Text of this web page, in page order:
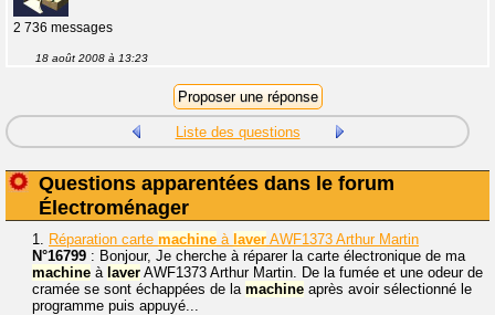
2 736 messages
18 août 2008 à 13:23
Liste des questions
Questions apparentées dans le forum
Électroménager
1. Réparation carte machine à laver AWF1373 Arthur Martin
N°16799 : Bonjour, Je cherche à réparer la carte électronique de ma
machine à laver AWF1373 Arthur Martin. De la fumée et une odeur de
cramée se sont échappées de la machine après avoir sélectionné le
programme puis appuyé...